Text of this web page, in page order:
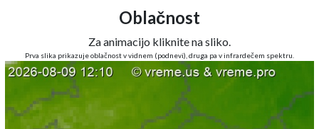
Oblačnost
Za animacijo kliknite na sliko.
Prva slika prikazuje oblačnost v vidnem (podnevi), druga pa v infrardečem spektru.